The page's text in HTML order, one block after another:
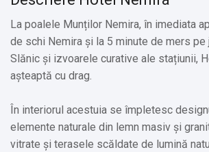
La poalele Munților Nemira, în imediata
de schi Nemira și la 5 minute de mers pe
Slănic și izvoarele curative ale stațiunii,
așteaptă cu drag.
În interiorul acestuia se împletesc
elemente naturale din lemn masiv și
vitrate și terasele scăldate de lumină